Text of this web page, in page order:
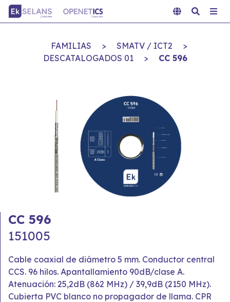
FAMILIAS > SMATV / ICT2
>
DESCATALOGADOS 01
> CC 596
CC 596
151005
Cable coaxial de diámetro 5 mm. Conductor central
CCS. 96 hilos. Apantallamiento 90dB/clase A.
Atenuación: 25,2dB (862 MHz) / 39,9dB (2150 MHz).
Cubierta PVC blanco no propagador de llama. CPR